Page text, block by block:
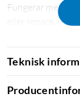
Fungerar med
eller senare.
Datormus
Teknisk